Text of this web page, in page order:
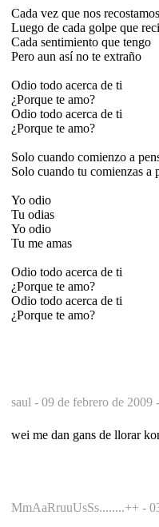
Cada vez que nos
Luego de cada golpe que
Cada sentimiento que tengo
Pero aun así no te extraño
Odio todo acerca de ti
¿Porque te amo?
Odio todo acerca de ti
¿Porque te amo?
Solo cuando comienzo a
Solo cuando tu comienzas a
Yo odio
Tu odias
Yo odio
Tu me amas
Odio todo acerca de ti
¿Porque te amo?
Odio todo acerca de ti
¿Porque te amo?
saul - 09 de febrero de 2009
wei me dan gans de llorar
MmAaRruuUsSs........++ -